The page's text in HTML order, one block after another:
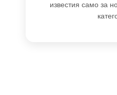
известия само за